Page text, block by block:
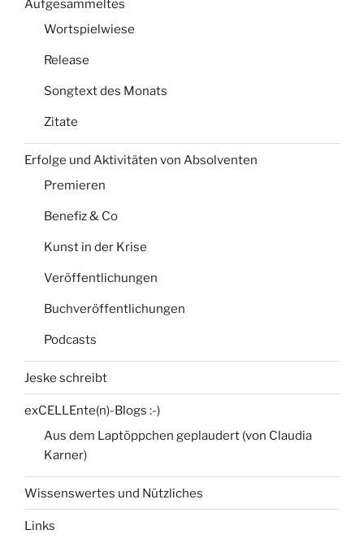
Aufgesammeltes
Wortspielwiese
Release
Songtext des Monats
Zitate
Erfolge und Aktivitäten von Absolventen
Premieren
Benefiz & Co
Kunst in der Krise
Veröffentlichungen
Buchveröffentlichungen
Podcasts
Jeske schreibt
exCELLEnte(n)-Blogs :-)
Aus dem Laptöppchen geplaudert (von Claudia
Karner)
Wissenswertes und Nützliches
Links